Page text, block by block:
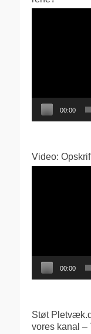
00:00
Video:
00:00
Støt
vores kanal –